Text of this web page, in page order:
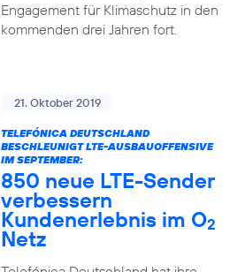
Engagement für Klimaschutz in den
kommenden drei Jahren fort.
21. Oktober 2019
TELEFÓNICA DEUTSCHLAND
BESCHLEUNIGT LTE-AUSBAUOFFENSIVE
IM SEPTEMBER:
850 neue LTE-Sender
verbessern
Kundenerlebnis im O2
Netz